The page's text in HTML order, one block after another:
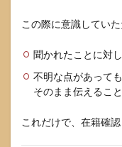
この際に意識してい
聞かれたことに対
不明な点があって
そのまま伝えること
これだけで、在籍確認